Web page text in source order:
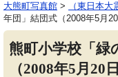
大熊町写真館 > （東日本大
年団」結団式（2008年5月20
熊町小学校「緑
（2008年5月20